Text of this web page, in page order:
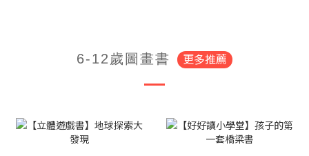
6-12歲圖畫書 更多推薦